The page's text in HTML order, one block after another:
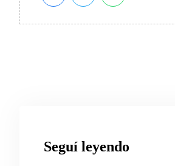
Seguí leyendo